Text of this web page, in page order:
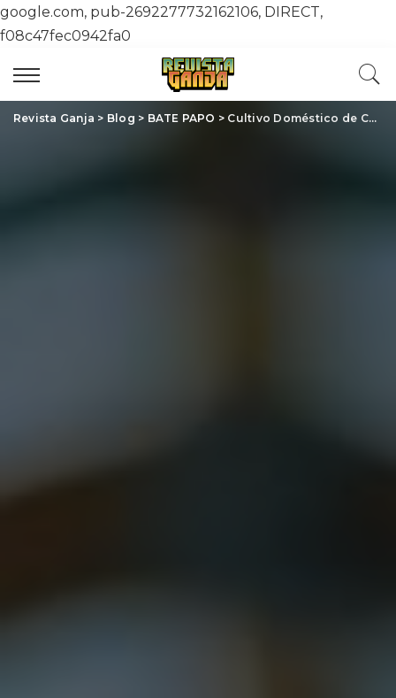
google.com, pub-2692277732162106, DIRECT,
f08c47fec0942fa0
Revista Ganja > Blog > BATE PAPO > Cultivo Doméstico de Cannabis: Como Transformar sua Vida e o Mercado